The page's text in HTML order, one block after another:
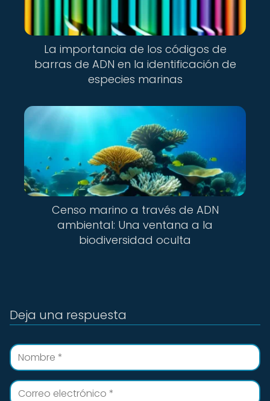
La importancia de los códigos de
barras de ADN en la identificación de
especies marinas
Censo marino a través de ADN
ambiental: Una ventana a la
biodiversidad oculta
Deja una respuesta